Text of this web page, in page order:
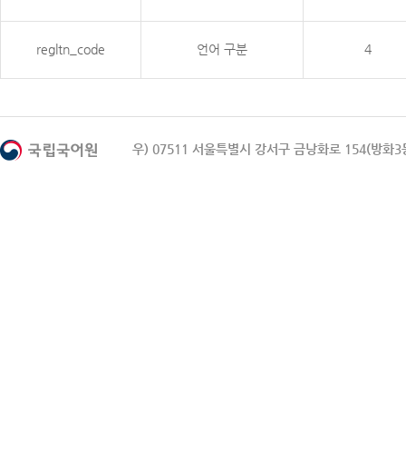
regltn_code 언어 구분 4
우) 07511 서울특별시 강서구 금낭화로 154(방화3